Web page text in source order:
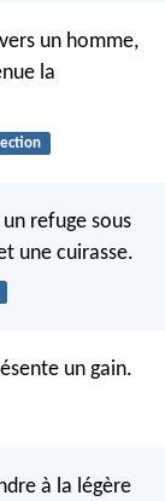
un homme,
la
refuge sous
une cuirasse.
un gain.
à la légère